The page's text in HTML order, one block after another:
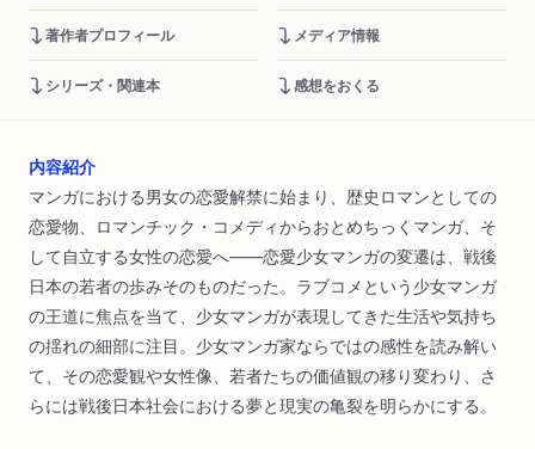
著作者プロフィール メディア情報
シリーズ・関連本 感想をおくる
内容紹介
マンガにおける男女の恋愛解禁に始まり、歴史ロマンとしての
恋愛物、ロマンチック・コメディからおとめちっくマンガ、そ
して自立する女性の恋愛へ――恋愛少女マンガの変遷は、戦後
日本の若者の歩みそのものだった。ラブコメという少女マンガ
の王道に焦点を当て、少女マンガが表現してきた生活や気持ち
の揺れの細部に注目。少女マンガ家ならではの感性を読み解い
て、その恋愛観や女性像、若者たちの価値観の移り変わり、さ
らには戦後日本社会における夢と現実の亀裂を明らかにする。